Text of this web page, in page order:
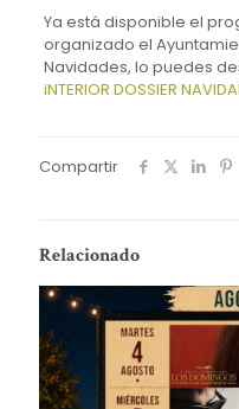
Ya está disponible el
organizado el
Navidades, lo puedes
iNTERIOR DOSSIER
Compartir
Relacionado